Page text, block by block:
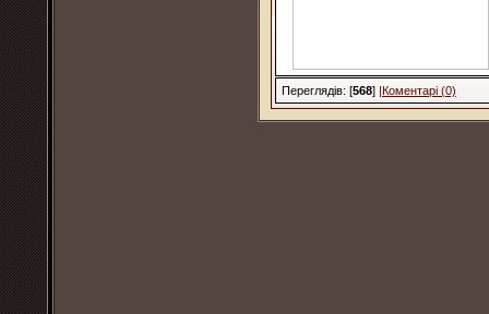
Переглядів: [568] |Коментарі (0)